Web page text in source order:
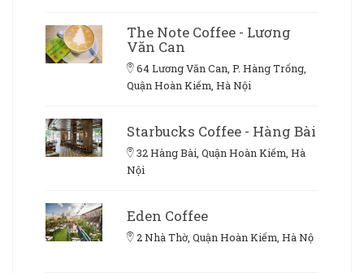
The Note Coffee - Lương
Văn Can
64 Lương Văn Can, P. Hàng Trống,
Quận Hoàn Kiếm, Hà Nội
Starbucks Coffee - Hàng Bài
32 Hàng Bài, Quận Hoàn Kiếm, Hà
Nội
Eden Coffee
2 Nhà Thờ, Quận Hoàn Kiếm, Hà Nộ